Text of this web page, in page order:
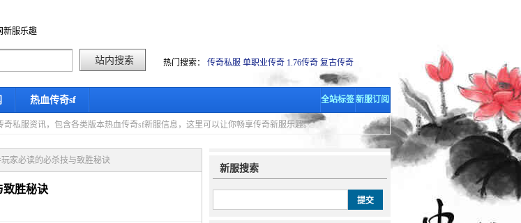
新服乐趣
热门搜索： 传奇私服 单职业传奇 1.76传奇 复古传奇
热血传奇sf 全站标签新服订阅
私服资讯，包含各类版本热血传奇sf新服信息，这里可以让你畅享传奇新服乐趣。
家必读的必杀技与致胜秘诀
致胜秘诀
新服搜索